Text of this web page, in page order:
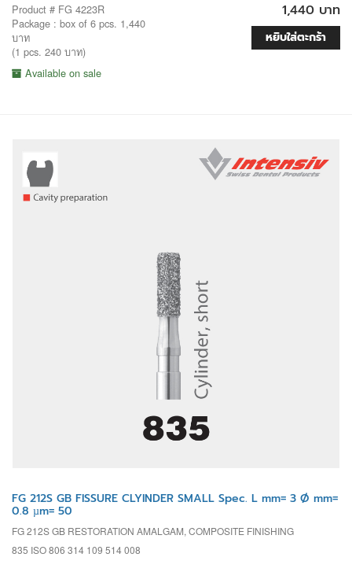
Product # FG 4223R
Package : box of 6 pcs. 1,440
บาท
(1 pcs. 240 บาท)
Available on sale
1,440 บาท
หยิบใส่ตะกร้า
FG 212S GB FISSURE CLYINDER SMALL Spec. L mm= 3 Ø mm=
0.8 µm= 50
FG 212S GB RESTORATION AMALGAM, COMPOSITE FINISHING
835 ISO 806 314 109 514 008